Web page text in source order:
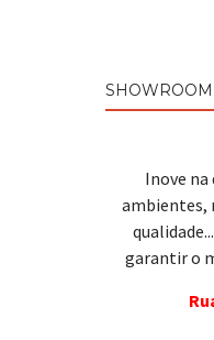
Inove na
ambientes,
garantir o